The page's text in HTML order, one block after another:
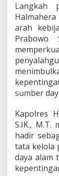
Langkah
arah
Prabowo
sumber
Kapolres
S.IK., M.T.
hadir
tata kelola
daya alam